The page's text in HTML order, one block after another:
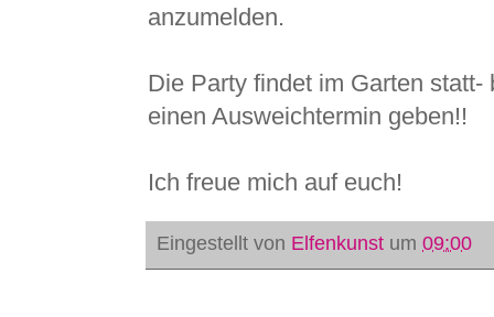
anzumelden.
Die Party findet im Garten
einen Ausweichtermin geben!!
Ich freue mich auf euch!
Eingestellt von Elfenkunst um 09:00